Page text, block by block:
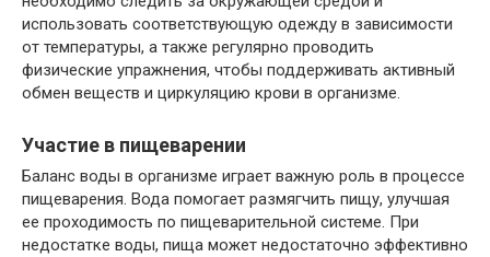
использовать соответствующую одежду в зависимости
от температуры, а также регулярно проводить
физические упражнения, чтобы поддерживать активный
обмен веществ и циркуляцию крови в организме.
Участие в пищеварении
Баланс воды в организме играет важную роль в процессе
пищеварения. Вода помогает размягчить пищу, улучшая
ее проходимость по пищеварительной системе. При
недостатке воды, пища может недостаточно эффективно